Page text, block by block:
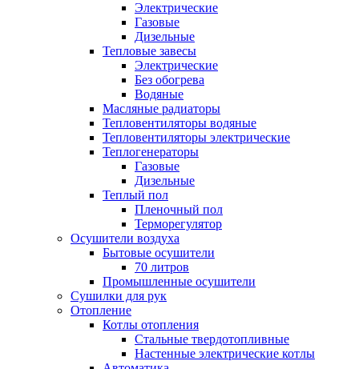
Электрические
Газовые
Дизельные
Тепловые завесы
Электрические
Без обогрева
Водяные
Масляные радиаторы
Тепловентиляторы водяные
Тепловентиляторы электрические
Теплогенераторы
Газовые
Дизельные
Теплый пол
Пленочный пол
Терморегулятор
Осушители воздуха
Бытовые осушители
70 литров
Промышленные осушители
Сушилки для рук
Отопление
Котлы отопления
Стальные твердотопливные
Настенные электрические котлы